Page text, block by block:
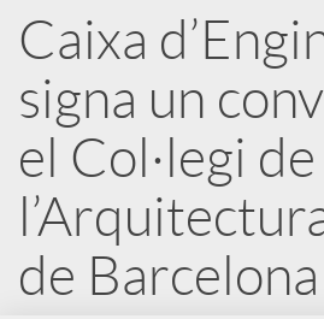
a
r
x
e
Caixa
signa un
el Col·legi de
de Barcelona